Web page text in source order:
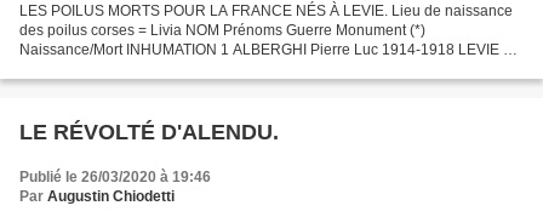
LES POILUS MORTS POUR LA FRANCE NÉS À LEVIE. Lieu de naissance
des poilus corses = Livia NOM Prénoms Guerre Monument (*)
Naissance/Mort INHUMATION 1 ALBERGHI Pierre Luc 1914-1918 LEVIE Né
LE RÉVOLTÉ D'ALENDU.
Publié le 26/03/2020 à 19:46
Par Augustin Chiodetti